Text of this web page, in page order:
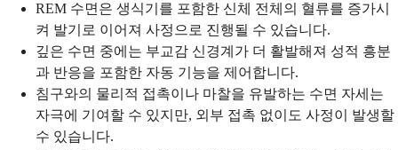
REM 수면은 생식기를 포함한 신체 전체의 혈류를 증가시
켜 발기로 이어져 사정으로 진행될 수 있습니다.
깊은 수면 중에는 부교감 신경계가 더 활발해져 성적 흥분
과 반응을 포함한 자동 기능을 제어합니다.
침구와의 물리적 접촉이나 마찰을 유발하는 수면 자세는
자극에 기여할 수 있지만, 외부 접촉 없이도 사정이 발생할
수 있습니다.